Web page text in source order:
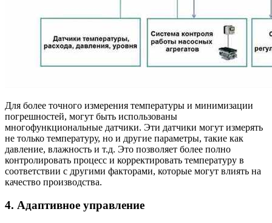
Для более точного измерения температуры и минимизации
погрешностей, могут быть использованы
многофункциональные датчики. Эти датчики могут измерять
не только температуру, но и другие параметры, такие как
давление, влажность и т.д. Это позволяет более полно
контролировать процесс и корректировать температуру в
соответствии с другими факторами, которые могут влиять на
качество производства.
4. Адаптивное управление